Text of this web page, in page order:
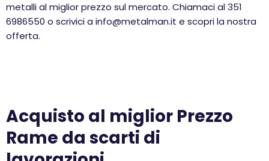
metalli al miglior prezzo sul mercato. Chiamaci al 351
6986550 o scrivici a info@metalman.it e scopri la nostra
offerta.
Acquisto al miglior Prezzo
Rame da scarti di